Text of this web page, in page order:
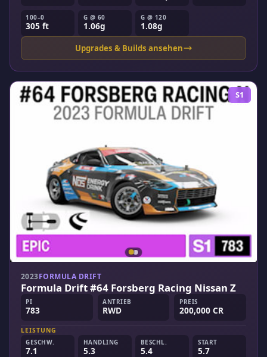
100–0
305 ft
G @ 60
1.06g
G @ 120
1.08g
Upgrades & Builds ansehen
S1
2023FORMULA DRIFT
Formula Drift #64 Forsberg Racing Nissan Z
PI
783
ANTRIEB
RWD
PREIS
200,000 CR
LEISTUNG
GESCHW.
7.1
HANDLING
5.3
BESCHL.
5.4
START
5.7